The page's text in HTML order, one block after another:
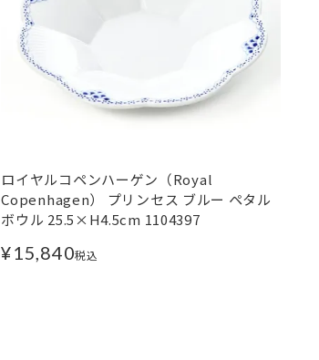
ロイヤルコペンハーゲン（Royal
Copenhagen） プリンセス ブルー ペタル
ボウル 25.5×H4.5cm 1104397
¥15,840税込